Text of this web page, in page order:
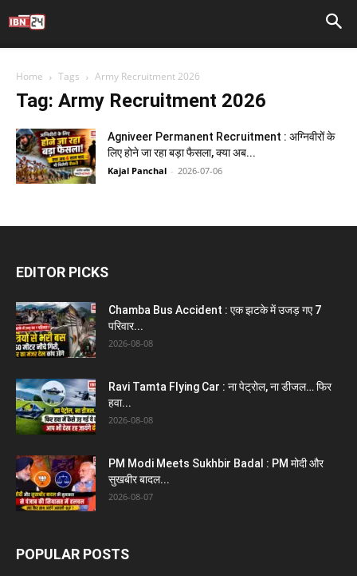
Home Tags Army Recruitment 2026
Tag: Army Recruitment 2026
Agniveer Permanent Recruitment : अग्निवीरों के
लिए होने जा रहा बड़ा फैसला, क्या अब...
Kajal Panchal - 2026-07-06
EDITOR PICKS
Chamba Bus Accident : एक झटके में उजड़ गए 7
परिवार...
2026-08-08
Ravi Tamta Flying Car : ना पेट्रोल, ना डीजल… फिर
हवा...
2026-08-08
PM Modi Meets Sukhbir Badal : PM मोदी और
सुखबीर बादल...
2026-08-07
POPULAR POSTS